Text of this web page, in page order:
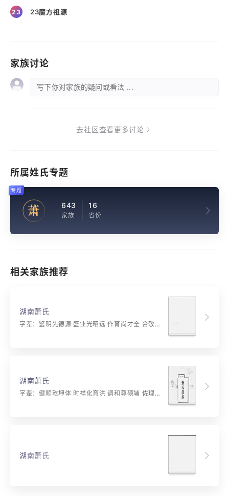
23 23魔方祖源
家族讨论
写下你对家族的疑问或看法 ...
去社区查看更多讨论
所属姓氏专题
萧 643
家族
16
省份
专题
相关家族推荐
湖南萧氏
字辈：鉴明先德源 盛业光昭远 作育尚才全 合敬敦礼典 文章甲第联 科名隆俊选 道学代能传 贻泽庆长衍
湖南萧氏
字辈：健顺乾坤体 时祥化育洪 调和尊硕辅 佐理重儒躬 建立忠丞业 光扬镇武功 圭璋名仕范 节义哲人风 璧聘金阶上 辉联桂籍中 诒谋常守绪 灵秀自钟嵩 彝训家声振 典谟德泽崇 本源循序列 作述永优隆
湖南萧氏